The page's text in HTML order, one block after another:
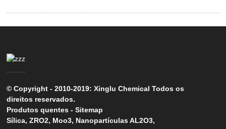
© Copyright - 2010-2019: Xinglu Chemical Todos os
direitos reservados.
Produtos quentes -Sitemap
Sílica,ZRO2, Moo3, Nanopartículas AL2O3,